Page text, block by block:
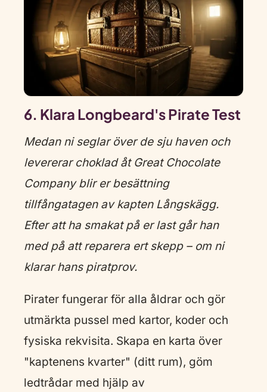
6. Klara Longbeard's Pirate Test
Medan ni seglar över de sju haven och
levererar choklad åt Great Chocolate
Company blir er besättning
tillfångatagen av kapten Långskägg.
Efter att ha smakat på er last går han
med på att reparera ert skepp – om ni
klarar hans piratprov.
Pirater fungerar för alla åldrar och gör
utmärkta pussel med kartor, koder och
fysiska rekvisita. Skapa en karta över
"kaptenens kvarter" (ditt rum), göm
ledtrådar med hjälp av